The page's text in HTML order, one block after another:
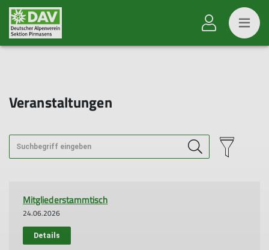
Veranstaltungen
Mitgliederstammtisch
24.06.2026
Details